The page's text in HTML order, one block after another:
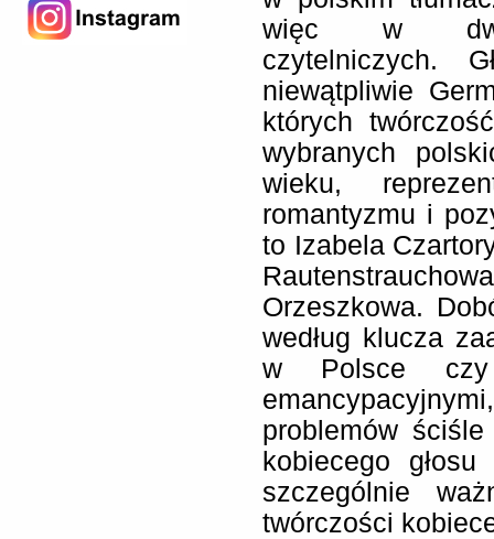
więc w
czytelniczych.
niewątpliwie
których
wybranych
wieku,
romantyzmu i
to Izabela
Orzeszkowa.
według klucza
w Polsce czy
problemów
kobiecego
szczególnie
twórczości